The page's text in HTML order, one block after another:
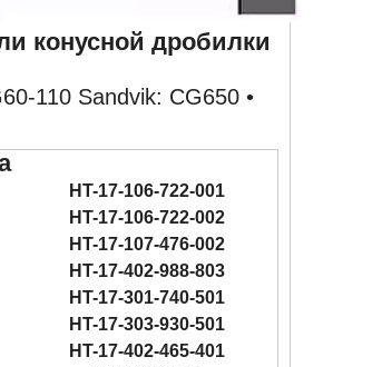
конусной дробилки
110 Sandvik: CG650 •
HT-17-106-722-001
HT-17-106-722-002
HT-17-107-476-002
HT-17-402-988-803
HT-17-301-740-501
HT-17-303-930-501
HT-17-402-465-401